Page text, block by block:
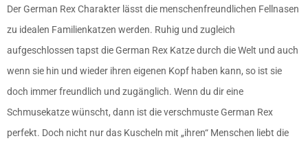
Der German Rex Charakter lässt die menschenfreundlichen Fellnasen
zu idealen Familienkatzen werden. Ruhig und zugleich
aufgeschlossen tapst die German Rex Katze durch die Welt und auch
wenn sie hin und wieder ihren eigenen Kopf haben kann, so ist sie
doch immer freundlich und zugänglich. Wenn du dir eine
Schmusekatze wünscht, dann ist die verschmuste German Rex
perfekt. Doch nicht nur das Kuscheln mit „ihren“ Menschen liebt die